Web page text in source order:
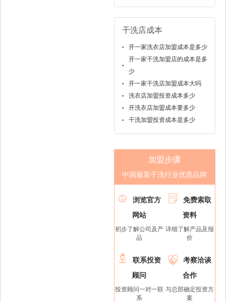
干洗店成本
开一家洗衣店加盟成本是多少
开一家干洗加盟店的成本是多
少
开一家干洗店加盟成本大吗
洗衣店加盟投资成本多少
开洗衣店加盟成本要多少
干洗加盟投资成本是多少
加盟步骤
中国服装干洗行业优质品牌

浏览官方
网站
初步了解公司及产
品

免费索取
资料
详细了解产品及报
价

联系投资
顾问
投资顾问一对一联
系

考察洽谈
合作
与总部确定投资方
案